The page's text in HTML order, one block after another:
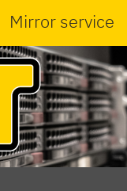
Mirror service